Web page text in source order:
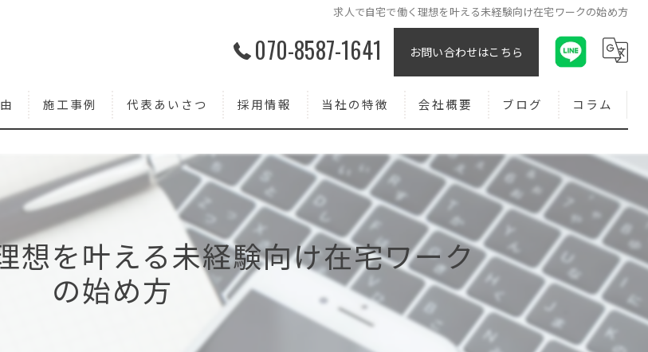
求人で自宅で働く理想を叶える未経験向け在宅ワークの始め方
070-8587-1641 お問い合わせはこちら
施工事例 代表あいさつ 採用情報 当社の特徴
コンクリート
外壁
求人
転職
正社員
会社概要 ブログ コラム
想を叶える未経験向け在宅ワーク
の始め方